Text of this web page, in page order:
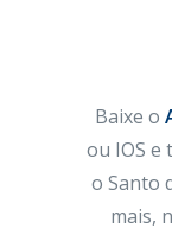
Baixe o
ou IOS e
o Santo
mais,